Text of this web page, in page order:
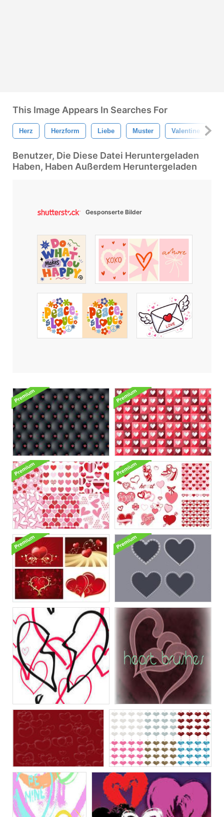
This Image Appears In Searches For
Herz Herzform Liebe Muster Valentine
Benutzer, Die Diese Datei Heruntergeladen
Haben, Haben Außerdem Heruntergeladen
Gesponserte Bilder